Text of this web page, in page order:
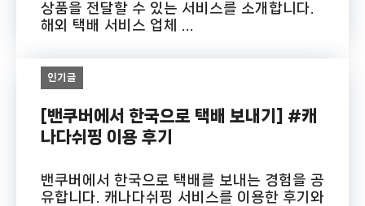
상품을 전달할 수 있는 서비스를 소개합니다.
해외 택배 서비스 업체 ...
인기글
[밴쿠버에서 한국으로 택배 보내기] #캐
나다쉬핑 이용 후기
밴쿠버에서 한국으로 택배를 보내는 경험을 공
유합니다. 캐나다쉬핑 서비스를 이용한 후기와